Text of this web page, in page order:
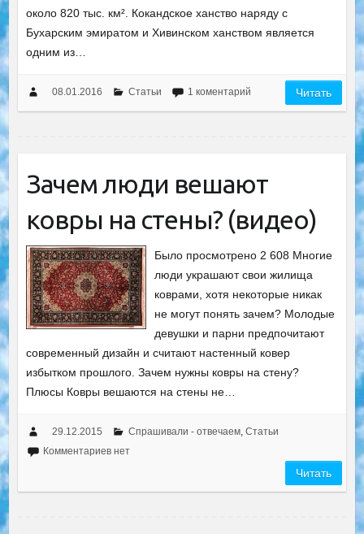
около 820 тыс. км². Кокандское ханство наряду с
Бухарским эмиратом и Хивинском ханством является
одним из…
08.01.2016 Статьи 1 коментарий Читать
Зачем люди вешают
ковры на стены? (видео)
Было просмотрено 2 608 Многие
люди украшают свои жилища
коврами, хотя некоторые никак
не могут понять зачем? Молодые
девушки и парни предпочитают
современный дизайн и считают настенный ковер
избытком прошлого. Зачем нужны ковры на стену?
Плюсы Ковры вешаются на стены не…
29.12.2015 Спрашивали - отвечаем, Статьи
Комментариев нет
Читать